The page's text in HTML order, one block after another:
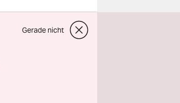
Gerade nicht